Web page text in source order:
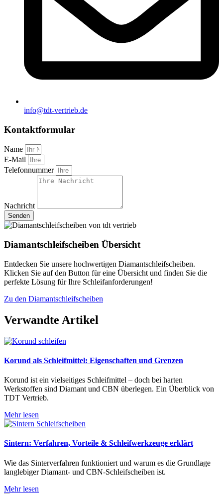
info@tdt-vertrieb.de
Kontaktformular
Name
E-Mail
Telefonnummer
Nachricht
Senden
Diamantschleifscheiben Übersicht
Entdecken Sie unsere hochwertigen Diamantschleifscheiben.
Klicken Sie auf den Button für eine Übersicht und finden Sie die
perfekte Lösung für Ihre Schleifanforderungen!
Zu den Diamantschleifscheiben
Verwandte Artikel
Korund als Schleifmittel: Eigenschaften und Grenzen
Korund ist ein vielseitiges Schleifmittel – doch bei harten
Werkstoffen sind Diamant und CBN überlegen. Ein Überblick von
TDT Vertrieb.
Mehr lesen
Sintern: Verfahren, Vorteile & Schleifwerkzeuge erklärt
Wie das Sinterverfahren funktioniert und warum es die Grundlage
langlebiger Diamant- und CBN-Schleifscheiben ist.
Mehr lesen